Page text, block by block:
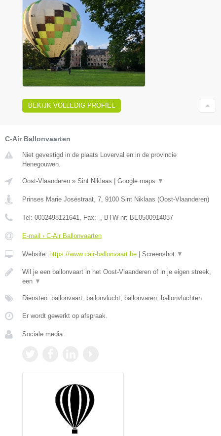
BEKIJK VOLLEDIG PROFIEL
C-Air Ballonvaarten
Niet gevestigd in de plaats Loverval en in de provincie
Henegouwen.
Oost-Vlaanderen » Sint Niklaas Google maps ▼
Prinses Marie Joséstraat, 7, 9100 Sint Niklaas (Oost-Vlaanderen)
Tel: 0032498121641, Fax: -, BTW-nr: BE0500914037
E-mail › C-Air Ballonvaarten
Website: https://www.cair-ballonvaart.be Screenshot ▼
Wil je een ballonvaart in het Oost-Vlaanderen of in je eigen streek,
een ▼
Diensten: ballonvaart, ballonvlucht, ballonvaren, ballonvluchten
Er wordt gewerkt op afspraak.
Sociale media: